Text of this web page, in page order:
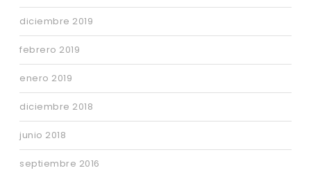
diciembre 2019
febrero 2019
enero 2019
diciembre 2018
junio 2018
septiembre 2016